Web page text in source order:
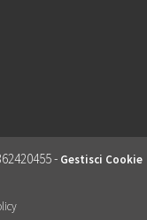
- Gestisci Cookie